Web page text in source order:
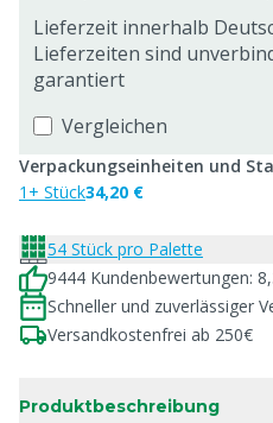
Lieferzeit innerhalb
Lieferzeiten sind
garantiert
Vergleichen
Verpackungseinheiten und
1+ Stück34,20 €
54 Stück pro Palette
9444 Kundenbewertungen:
Schneller und zuverlässiger
Versandkostenfrei ab 250€
Produktbeschreibung